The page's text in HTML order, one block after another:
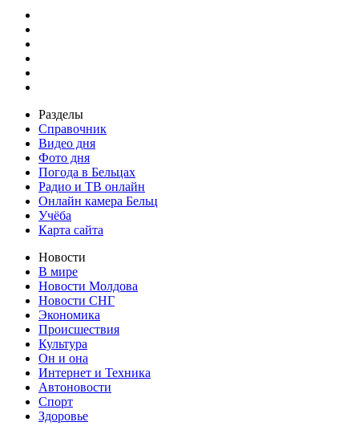
Разделы
Справочник
Видео дня
Фото дня
Погода в Бельцах
Радио и ТВ онлайн
Онлайн камера Бельц
Учёба
Карта сайта
Новости
В мире
Новости Молдова
Новости СНГ
Экономика
Происшествия
Культура
Он и она
Интернет и Техника
Автоновости
Спорт
Здоровье